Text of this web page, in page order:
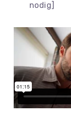
nodig]